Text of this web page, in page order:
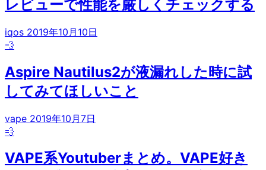
レビューで性能を厳しくチェックする
iqos 2019年10月10日
💨
Aspire Nautilus2が液漏れした時に試
してみてほしいこと
vape 2019年10月7日
💨
VAPE系Youtuberまとめ。VAPE好き